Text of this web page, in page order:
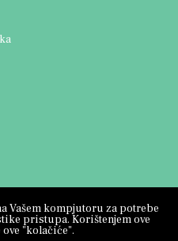
Vašem kompjutoru za potrebe
pristupa. Korištenjem ove
"kolačiće".